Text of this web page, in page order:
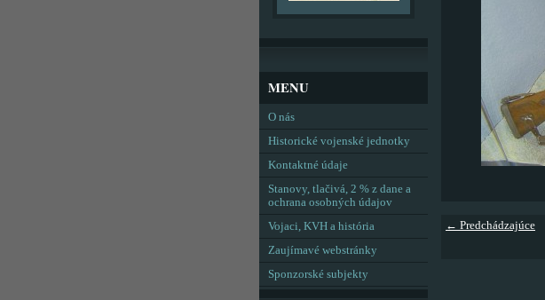
← Predchádzajúce
MENU
O nás
Historické vojenské jednotky
Kontaktné údaje
Stanovy, tlačivá, 2 % z dane a
ochrana osobných údajov
Vojaci, KVH a história
Zaujímavé webstránky
Sponzorské subjekty